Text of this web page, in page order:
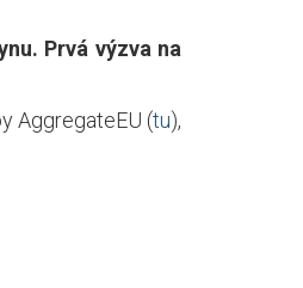
Prvá výzva na
AggregateEU (tu),